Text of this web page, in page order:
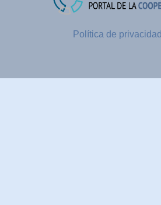
Política de